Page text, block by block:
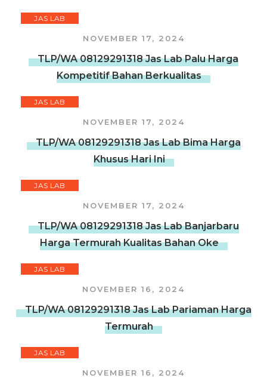
JAS LAB
NOVEMBER 17, 2024
TLP/WA 08129291318 Jas Lab Palu Harga
Kompetitif Bahan Berkualitas
JAS LAB
NOVEMBER 17, 2024
TLP/WA 08129291318 Jas Lab Bima Harga
Khusus Hari Ini
JAS LAB
NOVEMBER 17, 2024
TLP/WA 08129291318 Jas Lab Banjarbaru
Harga Termurah Kualitas Bahan Oke
JAS LAB
NOVEMBER 16, 2024
TLP/WA 08129291318 Jas Lab Pariaman Harga
Termurah
JAS LAB
NOVEMBER 16, 2024